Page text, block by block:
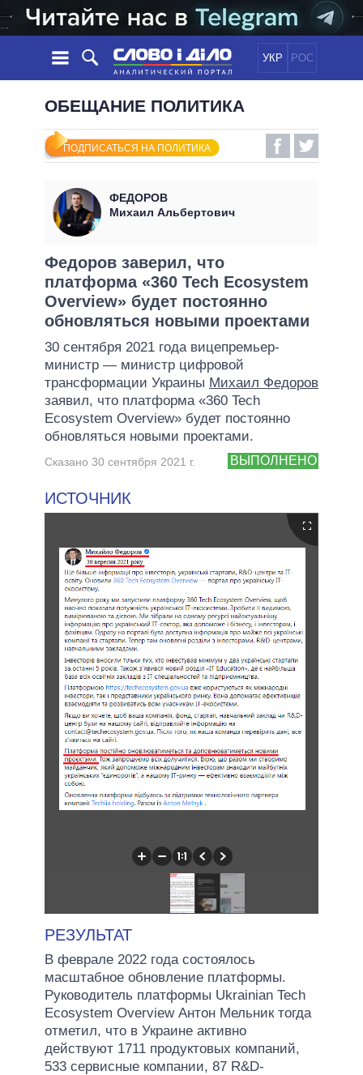
УКР РОС
НОВОСТИ
ЛЕНТА
СОБЫТИЯ
СТАТЬИ
МНЕНИЯ
ОБЗОРЫ
ДАЙДЖЕСТЫ
ПОЛИТИКА
ЭКОНОМИКА
МИР
ОБЕЩАНИЯ
ВСЕ ПОЛИТИКИ
ПРЕЗИДЕНТ И ОФИС
ВЕРХОВНАЯ РАДА
КАБИНЕТ МИНИСТРОВ
ГЛАВЫ ОБЛАДМИНИСТРАЦИЙ
МЭРЫ
ВСЕ ПЕРСОНЫ
ИНФОГРАФИКА
ПОДДЕРЖАТЬ
СРАВНЕНИЕ ПОЛИТИКОВ
ОБЕЩАНИЕ ПОЛИТИКА
ПОДПИСАТЬСЯ НА ПОЛИТИКА
ФЕДОРОВ
Михаил Альбертович
Федоров заверил, что
платформа «360 Tech Ecosystem
Overview» будет постоянно
обновляться новыми проектами
30 сентября 2021 года вицепремьер-
министр — министр цифровой
трансформации Украины Михаил Федоров
заявил, что платформа «360 Tech
Ecosystem Overview» будет постоянно
обновляться новыми проектами.
ВЫПОЛНЕНО
Сказано 30 сентября 2021 г.
ИСТОЧНИК
РЕЗУЛЬТАТ
В феврале 2022 года состоялось
масштабное обновление платформы.
Руководитель платформы Ukrainian Tech
Ecosystem Overview Антон Мельник тогда
отметил, что в Украине активно
действуют 1711 продуктовых компаний,
533 сервисные компании, 87 R&D-